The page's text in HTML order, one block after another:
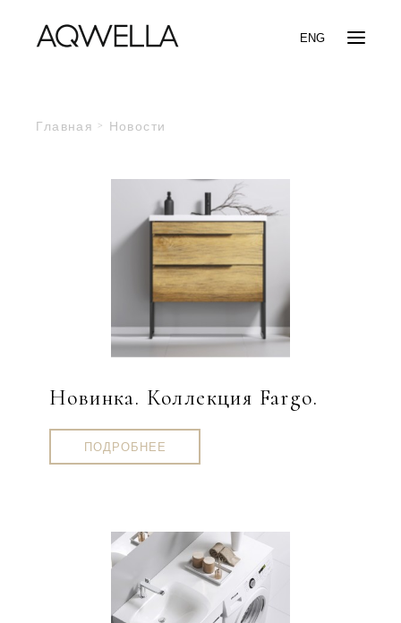
ENG
Главная Новости
Новинка. Коллекция Fargo.
ПОДРОБНЕЕ